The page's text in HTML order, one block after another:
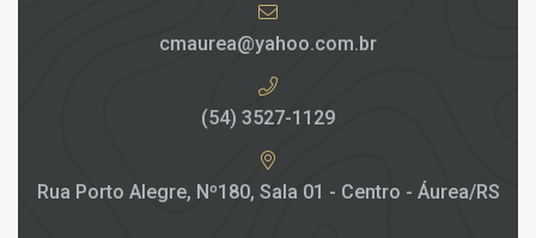
cmaurea@yahoo.com.br
(54) 3527-1129
Rua Porto Alegre, Nº180, Sala 01 - Centro - Áurea/RS